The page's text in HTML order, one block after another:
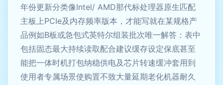
年份更新分类像Intel/ AMD那代标处理器原生匹配
主板上PCIe及内存频率版本，才能写就在某规格产
品例如B板或急包式英特尔组装批次唯一解答：表中
包括固态最大持续读取配合建议缓存设定保底甚至
能把一体时机打包纳稳供电及芯片转速缓冲套用到
使用者专属场景使购置不致大量延期老化机器耐久